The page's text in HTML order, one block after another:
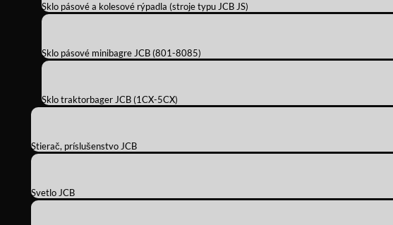
Sklo pásové a kolesové rýpadla (stroje typu JCB JS)
Sklo pásové minibagre JCB (801-8085)
Sklo traktorbager JCB (1CX-5CX)
Stierač, príslušenstvo JCB
Svetlo JCB